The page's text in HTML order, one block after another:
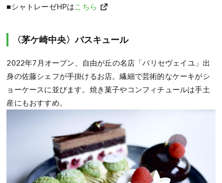
■シャトレーゼHPはこちら
〈茅ケ崎中央〉バスキュール
2022年7月オープン、自由が丘の名店「パリセヴェイユ」出
身の佐藤シェフが手掛けるお店。繊細で芸術的なケーキがシ
ョーケースに並びます。焼き菓子やコンフィチュールは手土
産にもおすすめ。